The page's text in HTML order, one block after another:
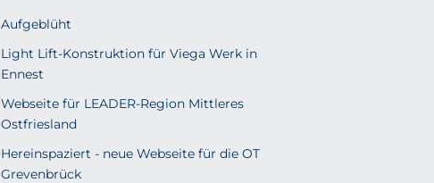
Aufgeblüht
Light Lift-Konstruktion für Viega Werk in
Ennest
Webseite für LEADER-Region Mittleres
Ostfriesland
Hereinspaziert - neue Webseite für die OT
Grevenbrück